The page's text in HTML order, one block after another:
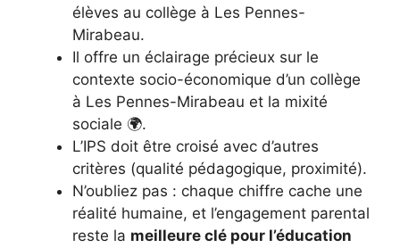
élèves au collège à Les Pennes-
Mirabeau.
Il offre un éclairage précieux sur le
contexte socio-économique d’un collège
à Les Pennes-Mirabeau et la mixité
sociale 🌍.
L’IPS doit être croisé avec d’autres
critères (qualité pédagogique, proximité).
N’oubliez pas : chaque chiffre cache une
réalité humaine, et l’engagement parental
reste la meilleure clé pour l’éducation